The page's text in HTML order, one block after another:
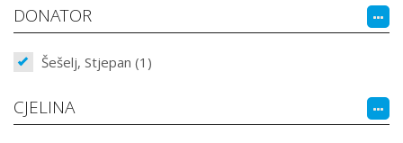
DONATOR
Šešelj, Stjepan (1)
CJELINA